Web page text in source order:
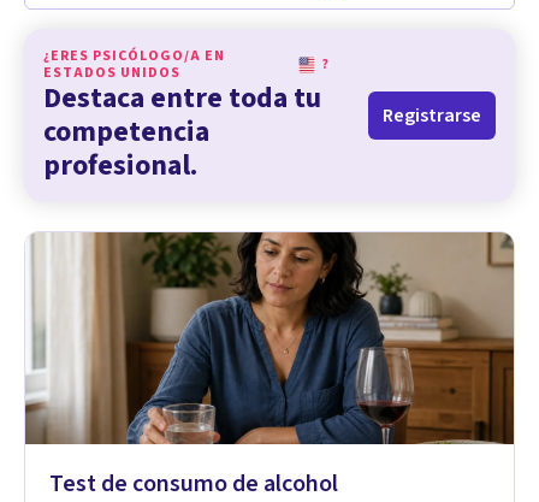
¿ERES PSICÓLOGO/A EN
ESTADOS UNIDOS
?
Destaca entre toda tu
competencia
profesional.
Registrarse
Test de consumo de alcohol